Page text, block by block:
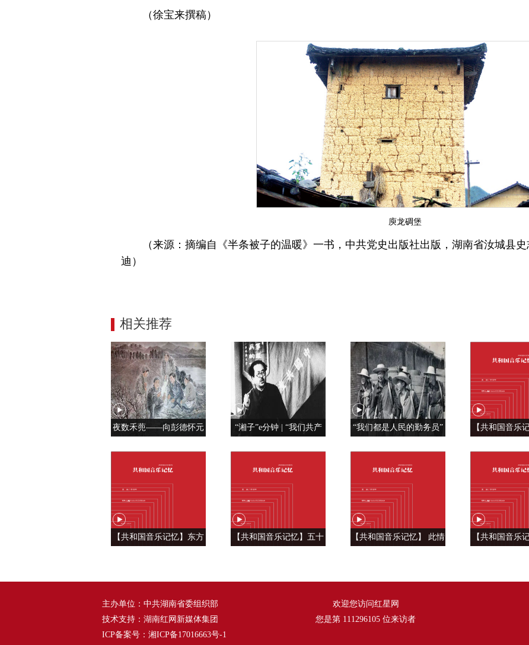
（徐宝来撰稿）
庾龙碉堡
（来源：摘编自《半条被子的温暖》一书，中共党史出版社出版，湖南省汝城县
迪）
相关推荐
夜数禾蔸——向彭德怀元
“湘子”e分钟 | “我们共产
“我们都是人民的勤务员”
【共和国音乐
《红旗飘
【共和国音乐记忆】东方
【共和国音乐记忆】五十
【共和国音乐记忆】 此情
【共和国音乐
主办单位：中共湖南省委组织部
技术支持：湖南红网新媒体集团
ICP备案号： 湘ICP备17016663号-1
欢迎您访问红星网
您是第 111296105 位来访者